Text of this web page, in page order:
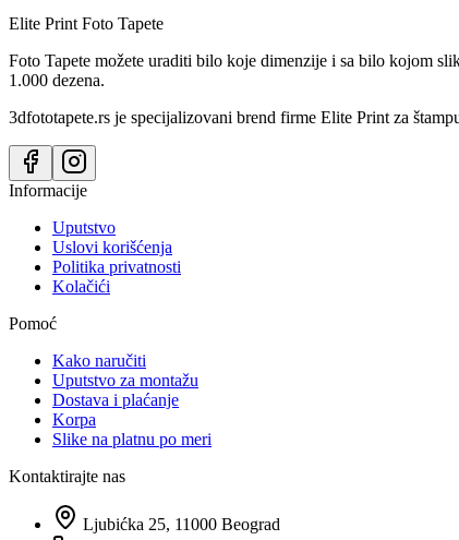
Elite Print Foto Tapete
Foto Tapete možete uraditi bilo koje dimenzije i sa bilo kojom
1.000 dezena.
3dfototapete.rs je specijalizovani brend firme Elite Print za
Informacije
Uputstvo
Uslovi korišćenja
Politika privatnosti
Kolačići
Pomoć
Kako naručiti
Uputstvo za montažu
Dostava i plaćanje
Korpa
Slike na platnu po meri
Kontaktirajte nas
Ljubićka 25, 11000 Beograd